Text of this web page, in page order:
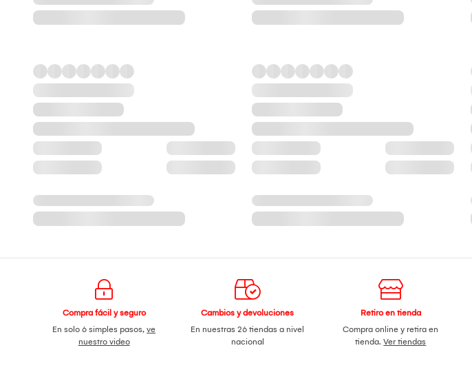
Compra fácil y seguro
En solo 6 simples pasos,ve
nuestro video
Cambios y devoluciones
En nuestras 26 tiendas a nivel
nacional
Retiro en tienda
Compra online y retira en
tienda.Ver tiendas